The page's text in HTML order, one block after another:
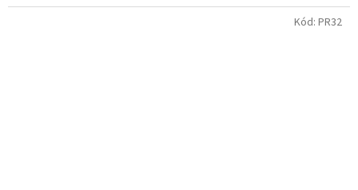
Kód: PR32